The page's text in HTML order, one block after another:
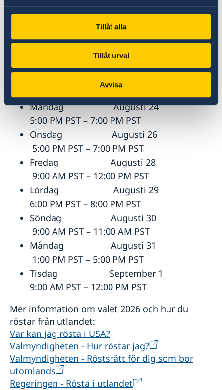
Tillåt alla
Tillåt urval
Avvisa
11:00 AM PST – 4:00 PM PST
House of Sweden in San Diego
664 Pan American Rd W, San Diego
Söndag Augusti 23
Måndag Augusti 24
5:00 PM PST – 7:00 PM PST
Onsdag Augusti 26
5:00 PM PST – 7:00 PM PST
Fredag Augusti 28
9:00 AM PST – 12:00 PM PST
Lördag Augusti 29
6:00 PM PST – 8:00 PM PST
Söndag Augusti 30
9:00 AM PST – 11:00 AM PST
Måndag Augusti 31
1:00 PM PST – 5:00 PM PST
Tisdag September 1
9:00 AM PST – 12:00 PM PST
Mer information om valet 2026 och hur du
röstar från utlandet:
Var kan jag rösta i USA?
Valmyndigheten - Hur röstar jag?
Valmyndigheten - Röstsrätt för dig som bor
utomlands
Regeringen - Rösta i utlandet